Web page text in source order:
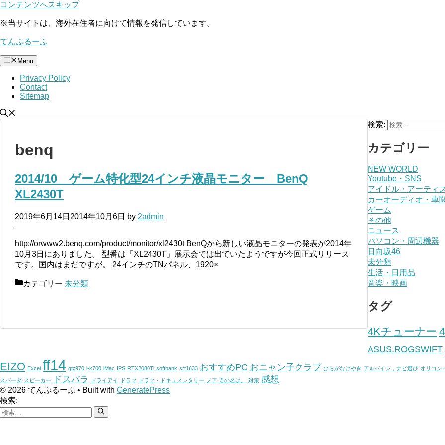
コンテンツへスキップ
※当サイトは、海外在住者に向けて情報を発信しています。
てんぷるーふ
Menu
Privacy Policy
Contact
Sitemap
benq
2014/10 ゲーム特化型24インチ液晶モニター BenQ
XL2430T
2019年6月14日 2014年10月6日 by 2admin
http://orwww2.benq.com/product/monitor/xl2430t BenQから新しい液晶モニターの発表が2014年
10月3日にありました。 型番は「XL2430T」展示会では出ていたようですが今回正式リリース
です。国内はまだですが。 24インチのTNパネル、1920×
カテゴリー 未分類
検索:
カテゴリー
NEW WORLD
Youtube・SNS
アイドル・アーティ
カーオーディオ・車
ゲーム
その他
ニュース
パソコン・周辺機器
日向坂46
未分類
生活・日用品
音楽・映画
タグ
4Kチューナー
ASUS.ROGSWIFT
EIZO Excel ff14 gtx970 i-k700 iMac IPS RTX2080Ti softbank srt1633 おすすめPC おニャン子クラブ ひらがなけやき アルパイン，ナビ選び オリコン
スパーダ スピーカー ドスパラ ドライアイ ドラマ ドラマ・ドキュメンタリー ノア 君の名は。 対策 感想
© 2026 てんぷるーふ • Built with GeneratePress
検索: